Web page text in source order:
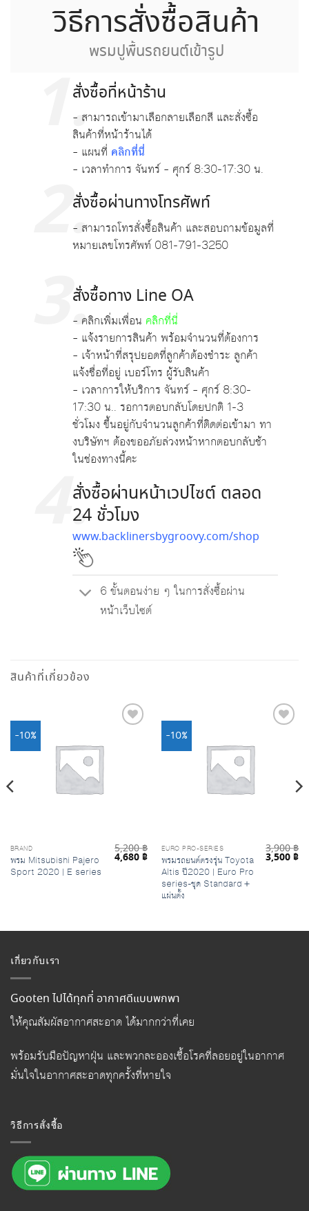
วิธีการสั่งซื้อสินค้า
พรมปูพื้นรถยนต์เข้ารูป
1.
สั่งซื้อที่หน้าร้าน
– สามารถเข้ามาเลือกลายเลือกสี และสั่งซื้อ
สินค้าที่หน้าร้านได้
– แผนที่ คลิกที่นี่
– เวลาทำการ จันทร์ – ศุกร์ 8:30-17:30 น.
2.
สั่งซื้อผ่านทางโทรศัพท์
– สามารถโทรสั่งซื้อสินค้า และสอบถามข้อมูลที่
หมายเลขโทรศัพท์ 081-791-3250
3.
สั่งซื้อทาง Line OA
– คลิกเพิ่มเพื่อน คลิกที่นี่
– แจ้งรายการสินค้า พร้อมจำนวนที่ต้องการ
– เจ้าหน้าที่สรุปยอดที่ลูกค้าต้องชำระ ลูกค้า
แจ้งชื่อที่อยู่ เบอร์โทร ผู้รับสินค้า
– เวลาการให้บริการ จันทร์ – ศุกร์ 8:30-
17:30 น.. รอการตอบกลับโดยปกติ 1-3
ชั่วโมง ขึ้นอยู่กับจำนวนลูกค้าที่ติดต่อเข้ามา ทา
งบริษัทฯ ต้องขออภัยล่วงหน้าหากตอบกลับช้า
ในช่องทางนี้คะ
4.
สั่งซื้อผ่านหน้าเวปไซต์ ตลอด
24 ชั่วโมง
www.backlinersbygroovy.com/shop
6 ขั้นตอนง่าย ๆ ในการสั่งซื้อผ่าน
หน้าเว็บไซต์
สินค้าที่เกี่ยวข้อง
-10%
BRAND
พรม Mitsubishi Pajero
Sport 2020 | E series
5,200฿
Original
price
4,680 ฿Current
price
4,680 ฿.
-10%
EURO PRO-SERIES
พรมรถยนต์ตรงรุ่น Toyota
Altis ปี2020 | Euro Pro
series-ชุด Standard＋
แผ่นตั้ง
3,900฿
Original
price
3,500 ฿
เกี่ยวกับเรา
Gooten ไปได้ทุกที่ อากาศดีแบบพกพา
ให้คุณสัมผัสอากาศสะอาด ได้มากกว่าที่เคย
พร้อมรับมือปัญหาฝุ่น และพวกละอองเชื้อโรคที่ลอยอยู่ในอากาศ
มั่นใจในอากาศสะอาดทุกครั้งที่หายใจ
วิธีการสั่งซื้อ